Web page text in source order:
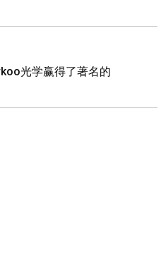
光学赢得了著名的